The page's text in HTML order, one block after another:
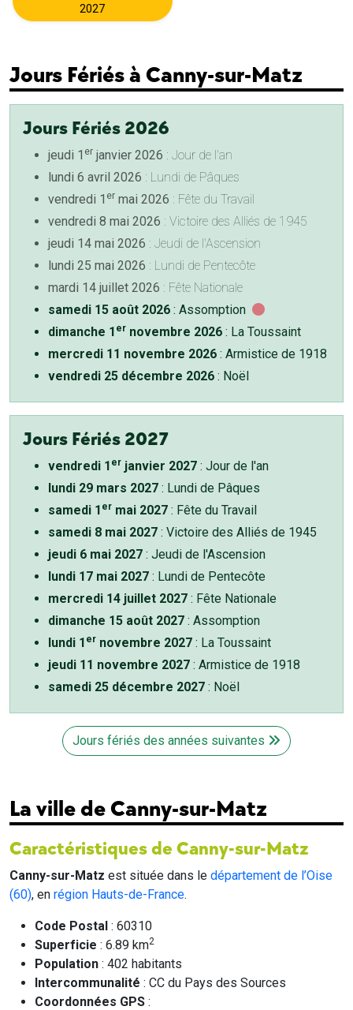
2027
Jours Fériés à Canny-sur-Matz
Jours Fériés 2026
jeudi 1 er janvier 2026 : Jour de l'an
lundi 6 avril 2026 : Lundi de Pâques
vendredi 1 er mai 2026 : Fête du Travail
vendredi 8 mai 2026 : Victoire des Alliés de 1945
jeudi 14 mai 2026 : Jeudi de l'Ascension
lundi 25 mai 2026 : Lundi de Pentecôte
mardi 14 juillet 2026 : Fête Nationale
samedi 15 août 2026 : Assomption
dimanche 1 er novembre 2026 : La Toussaint
mercredi 11 novembre 2026 : Armistice de 1918
vendredi 25 décembre 2026 : Noël
Jours Fériés 2027
vendredi 1 er janvier 2027 : Jour de l'an
lundi 29 mars 2027 : Lundi de Pâques
samedi 1 er mai 2027 : Fête du Travail
samedi 8 mai 2027 : Victoire des Alliés de 1945
jeudi 6 mai 2027 : Jeudi de l'Ascension
lundi 17 mai 2027 : Lundi de Pentecôte
mercredi 14 juillet 2027 : Fête Nationale
dimanche 15 août 2027 : Assomption
lundi 1 er novembre 2027 : La Toussaint
jeudi 11 novembre 2027 : Armistice de 1918
samedi 25 décembre 2027 : Noël
Jours fériés des années suivantes
La ville de Canny-sur-Matz
Caractéristiques de Canny-sur-Matz
Canny-sur-Matz est située dans le département de l’Oise
(60), en région Hauts-de-France.
Code Postal : 60310
Superficie : 6.89 km2
Population : 402 habitants
Intercommunalité : CC du Pays des Sources
Coordonnées GPS :